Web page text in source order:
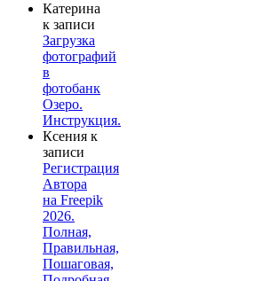
Катерина
к записи
Загрузка
фотографий
в
фотобанк
Озеро.
Инструкция.
Ксения к
записи
Регистрация
Автора
на Freepik
2026.
Полная,
Правильная,
Пошаговая,